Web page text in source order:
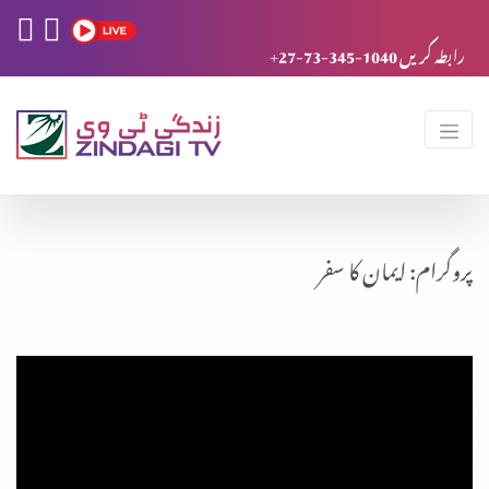
+27-73-345-1040 رابطہ کریں
پروگرام: ایمان کا سفر